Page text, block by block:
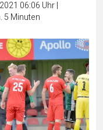
06:06 Uhr|
5 Minuten